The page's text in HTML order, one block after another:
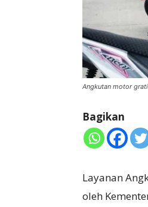
Angkutan motor
Bagikan
Layanan
oleh